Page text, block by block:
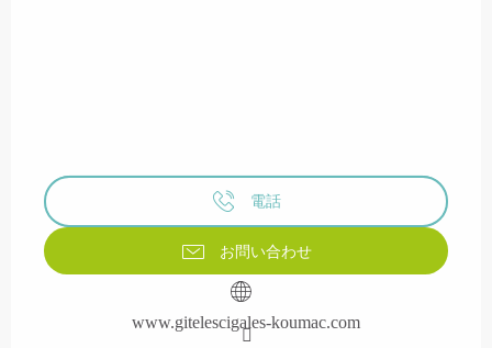
電話
お問い合わせ
www.gitelescigales-koumac.com